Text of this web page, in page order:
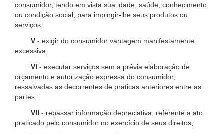
consumidor, tendo em vista sua idade, saúde, conhecimento
ou condição social, para impingir-lhe seus produtos ou
serviços;
V - exigir do consumidor vantagem manifestamente
excessiva;
VI - executar serviços sem a prévia elaboração de
orçamento e autorização expressa do consumidor,
ressalvadas as decorrentes de práticas anteriores entre as
partes;
VII - repassar informação depreciativa, referente a ato
praticado pelo consumidor no exercício de seus direitos;